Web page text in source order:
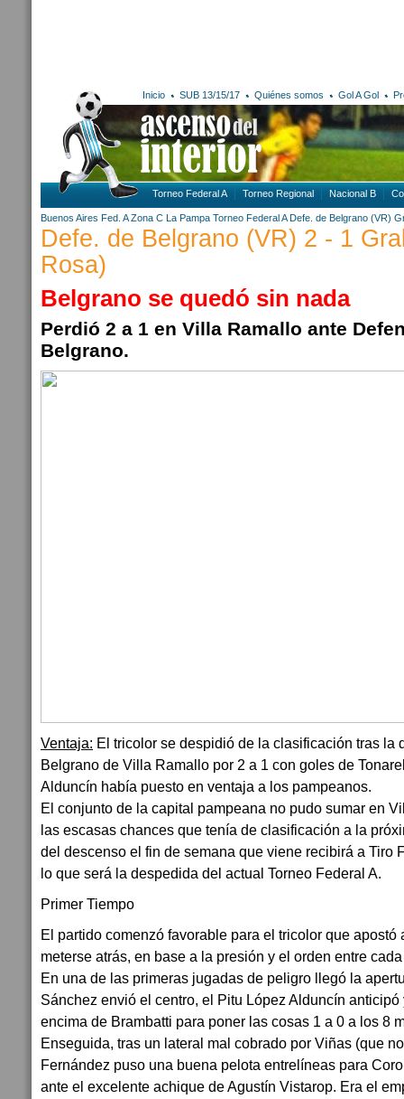
Inicio SUB 13/15/17 Quiénes somos Gol A Gol
Torneo Federal A Torneo Regional Nacional B
Buenos Aires Fed. A Zona C La Pampa Torneo Federal A Defe. de Belgrano (VR)
Defe. de Belgrano (VR) 2 - 1
Rosa)
Belgrano se quedó sin nada
Perdió 2 a 1 en Villa Ramallo ante
Belgrano.
Ventaja: El tricolor se despidió de la clasificación tras la
Belgrano de Villa Ramallo por 2 a 1 con goles de
Alduncín había puesto en ventaja a los pampeanos.
El conjunto de la capital pampeana no pudo sumar en
las escasas chances que tenía de clasificación a la
del descenso el fin de semana que viene recibirá a Tiro
lo que será la despedida del actual Torneo Federal A.
Primer Tiempo
El partido comenzó favorable para el tricolor que apostó
meterse atrás, en base a la presión y el orden entre
En una de las primeras jugadas de peligro llegó la
Sánchez envió el centro, el Pitu López Alduncín
encima de Brambatti para poner las cosas 1 a 0 a los 8
Enseguida, tras un lateral mal cobrado por Viñas (que
Fernández puso una buena pelota entrelíneas para
ante el excelente achique de Agustín Vistarop. Era el